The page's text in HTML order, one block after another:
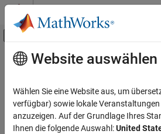
Weiter zum Inhalt
Umschaltung für Off-
Ressource
Hauptinhalt
Website auswählen
Wählen Sie eine Website aus, um
verfügbar) sowie lokale
anzuzeigen. Auf der Grundlage Ihres
Ihnen die folgende Auswahl:United